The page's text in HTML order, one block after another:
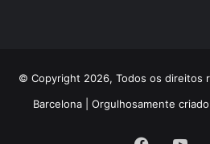
© Copyright 2026, Todos os direitos
Barcelona| Orgulhosamente